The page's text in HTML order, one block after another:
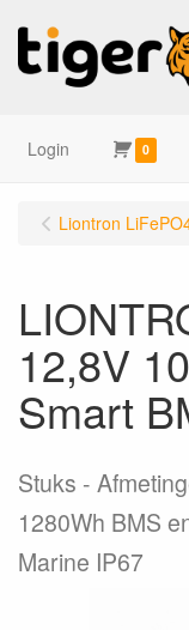
Login 0
Liontron
12,8V
Smart
Stuks
1280Wh BMS
Marine IP67